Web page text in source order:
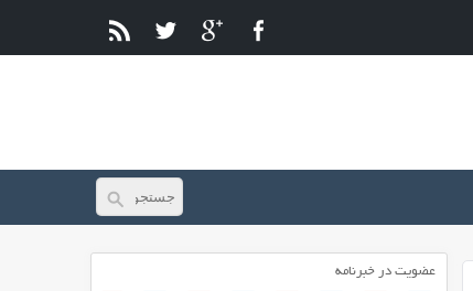
عضویت در خبرنامه